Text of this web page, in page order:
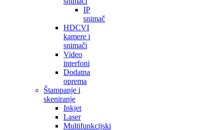
IP
snimač
HDCVI
kamere i
snimači
Video
interfoni
Dodatna
oprema
Štampanje i
skeniranje
Inkjet
Laser
Multifunkcijski